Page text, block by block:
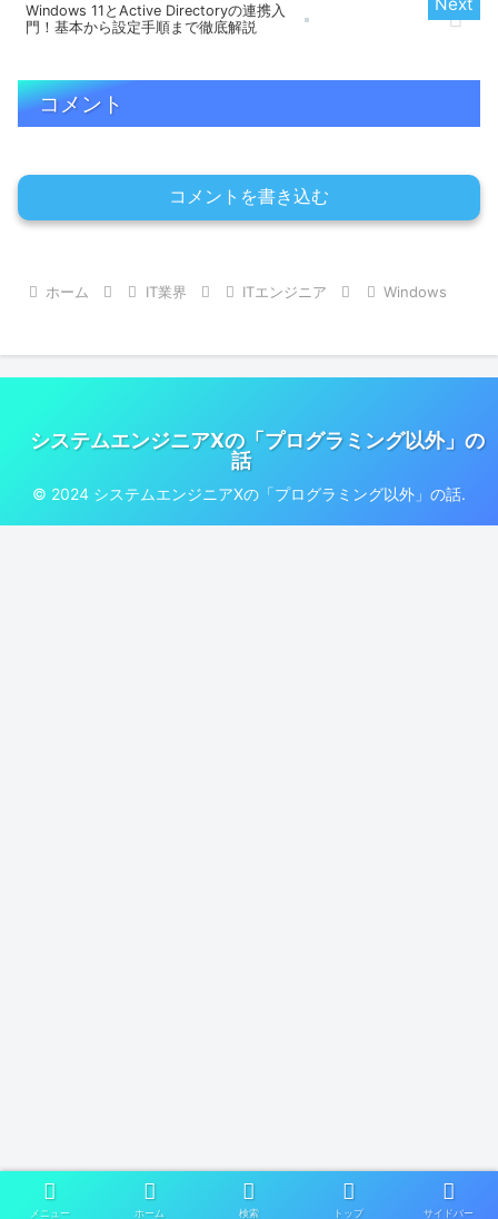
Windows 11とActive Directoryの連携入
門！基本から設定手順まで徹底解説
コメント
コメントを書き込む
ホーム IT業界 ITエンジニア Windows
システムエンジニアXの「プログラミング以外」の
話
© 2024 システムエンジニアXの「プログラミング以外」の話.
メニュー ホーム 検索 トップ サイドバー